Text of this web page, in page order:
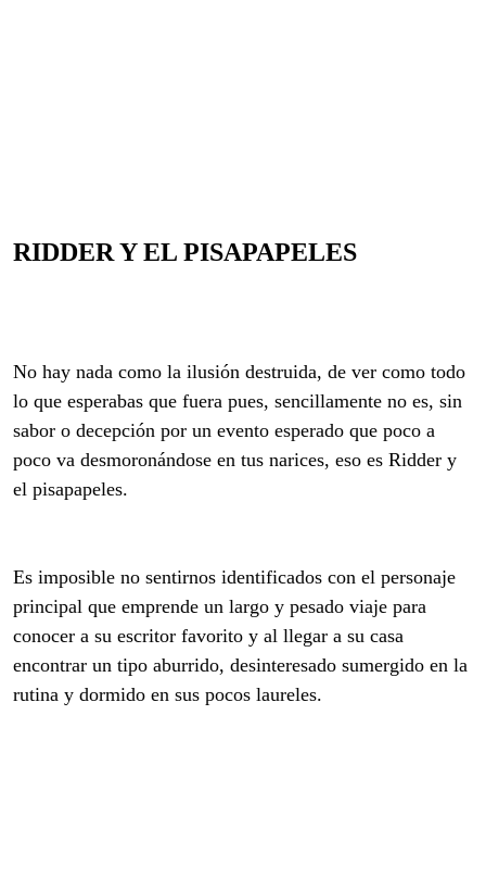
RIDDER Y EL PISAPAPELES
No hay nada como la ilusión destruida, de ver como todo
lo que esperabas que fuera pues, sencillamente no es, sin
sabor o decepción por un evento esperado que poco a
poco va desmoronándose en tus narices, eso es Ridder y
el pisapapeles.
Es imposible no sentirnos identificados con el personaje
principal que emprende un largo y pesado viaje para
conocer a su escritor favorito y al llegar a su casa
encontrar un tipo aburrido, desinteresado sumergido en la
rutina y dormido en sus pocos laureles.